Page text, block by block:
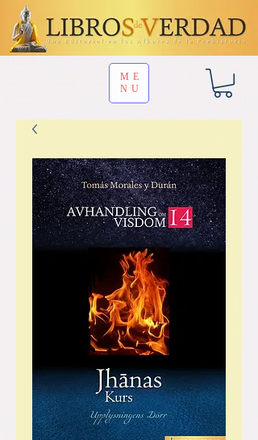
ME
NU